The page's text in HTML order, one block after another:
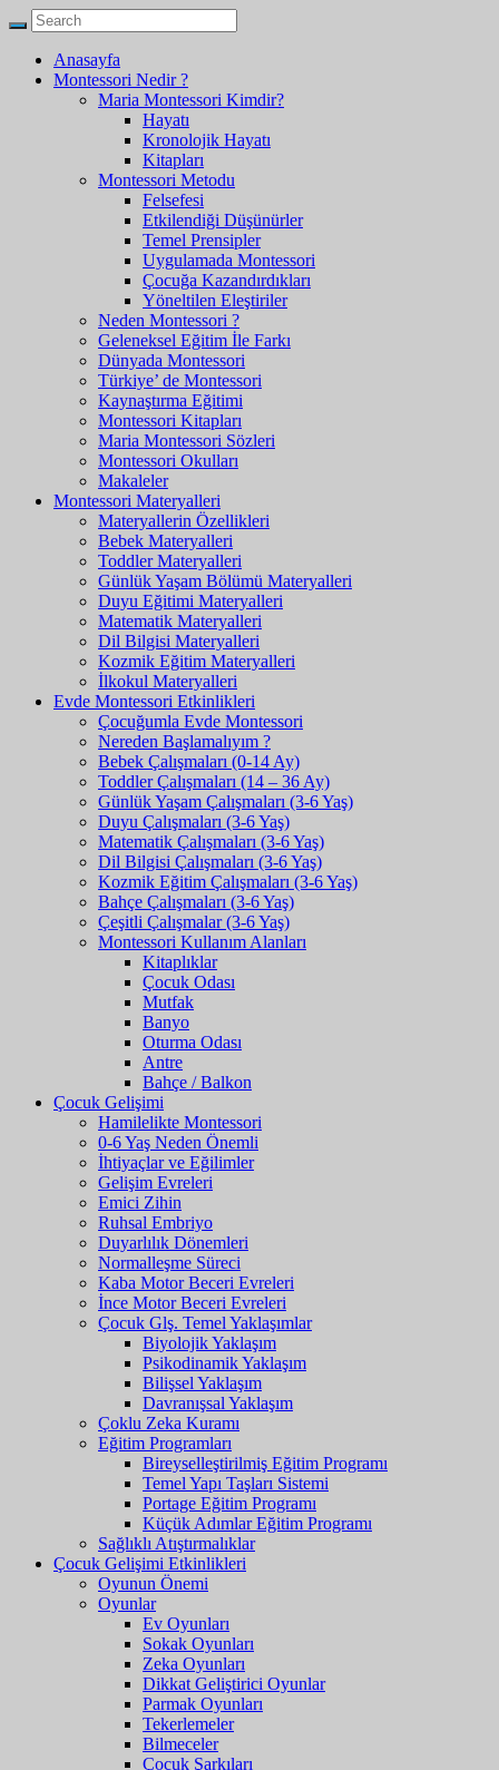
Anasayfa
Montessori Nedir ?
Maria Montessori Kimdir?
Hayatı
Kronolojik Hayatı
Kitapları
Montessori Metodu
Felsefesi
Etkilendiği Düşünürler
Temel Prensipler
Uygulamada Montessori
Çocuğa Kazandırdıkları
Yöneltilen Eleştiriler
Neden Montessori ?
Geleneksel Eğitim İle Farkı
Dünyada Montessori
Türkiye’ de Montessori
Kaynaştırma Eğitimi
Montessori Kitapları
Maria Montessori Sözleri
Montessori Okulları
Makaleler
Montessori Materyalleri
Materyallerin Özellikleri
Bebek Materyalleri
Toddler Materyalleri
Günlük Yaşam Bölümü Materyalleri
Duyu Eğitimi Materyalleri
Matematik Materyalleri
Dil Bilgisi Materyalleri
Kozmik Eğitim Materyalleri
İlkokul Materyalleri
Evde Montessori Etkinlikleri
Çocuğumla Evde Montessori
Nereden Başlamalıyım ?
Bebek Çalışmaları (0-14 Ay)
Toddler Çalışmaları (14 – 36 Ay)
Günlük Yaşam Çalışmaları (3-6 Yaş)
Duyu Çalışmaları (3-6 Yaş)
Matematik Çalışmaları (3-6 Yaş)
Dil Bilgisi Çalışmaları (3-6 Yaş)
Kozmik Eğitim Çalışmaları (3-6 Yaş)
Bahçe Çalışmaları (3-6 Yaş)
Çeşitli Çalışmalar (3-6 Yaş)
Montessori Kullanım Alanları
Kitaplıklar
Çocuk Odası
Mutfak
Banyo
Oturma Odası
Antre
Bahçe / Balkon
Çocuk Gelişimi
Hamilelikte Montessori
0-6 Yaş Neden Önemli
İhtiyaçlar ve Eğilimler
Gelişim Evreleri
Emici Zihin
Ruhsal Embriyo
Duyarlılık Dönemleri
Normalleşme Süreci
Kaba Motor Beceri Evreleri
İnce Motor Beceri Evreleri
Çocuk Glş. Temel Yaklaşımlar
Biyolojik Yaklaşım
Psikodinamik Yaklaşım
Bilişsel Yaklaşım
Davranışsal Yaklaşım
Çoklu Zeka Kuramı
Eğitim Programları
Bireyselleştirilmiş Eğitim Programı
Temel Yapı Taşları Sistemi
Portage Eğitim Programı
Küçük Adımlar Eğitim Programı
Sağlıklı Atıştırmalıklar
Çocuk Gelişimi Etkinlikleri
Oyunun Önemi
Oyunlar
Ev Oyunları
Sokak Oyunları
Zeka Oyunları
Dikkat Geliştirici Oyunlar
Parmak Oyunları
Tekerlemeler
Bilmeceler
Çocuk Şarkıları